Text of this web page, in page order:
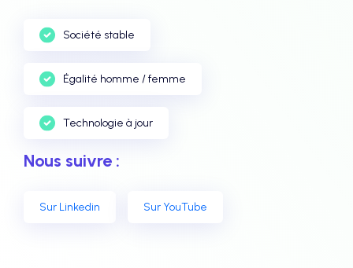
Société stable
Égalité homme / femme
Technologie à jour
Nous suivre :
Sur Linkedin Sur YouTube